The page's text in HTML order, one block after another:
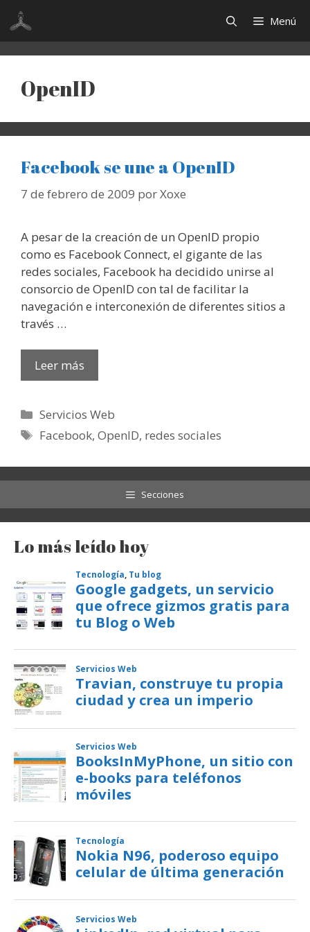
Saltar
contenido
Menú
OpenID
Facebook se une a OpenID
7 de febrero de 2009 porXoxe
A pesar de la creación de un OpenID propio
como es Facebook Connect, el gigante de las
redes sociales, Facebook ha decidido unirse al
consorcio de OpenID con tal de facilitar la
navegación e interconexión de diferentes sitios a
través …
Leer más
Categorías
Servicios Web
Etiquetas
Facebook,OpenID, redes sociales
Secciones
Lo más leído hoy